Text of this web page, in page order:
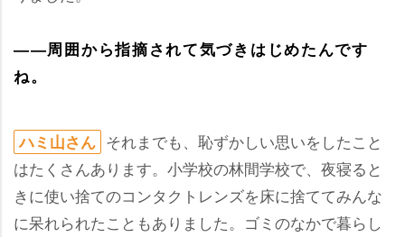
――周囲から指摘されて気づきはじめたんです
ね。
ハミ山さん それまでも、恥ずかしい思いをしたこと
はたくさんあります。小学校の林間学校で、夜寝ると
きに使い捨てのコンタクトレンズを床に捨ててみんな
に呆れられたこともありました。ゴミのなかで暮らし